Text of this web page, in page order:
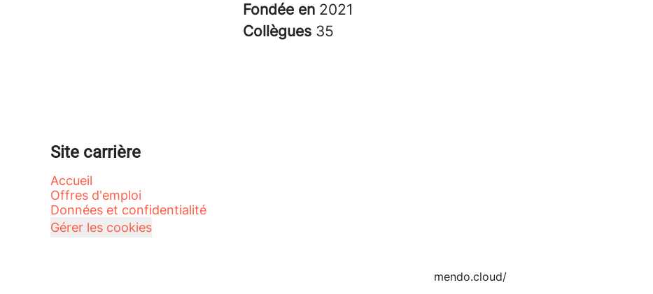
Fondée en 2021
Collègues 35
Site carrière
Accueil
Offres d'emploi
Données et confidentialité
Gérer les cookies
mendo.cloud/